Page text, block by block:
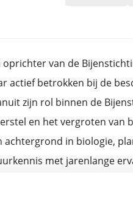
van de
actief betrokken bij de
zijn rol binnen de
en het vergroten van
in biologie,
met jarenlange
hij leidinggevende